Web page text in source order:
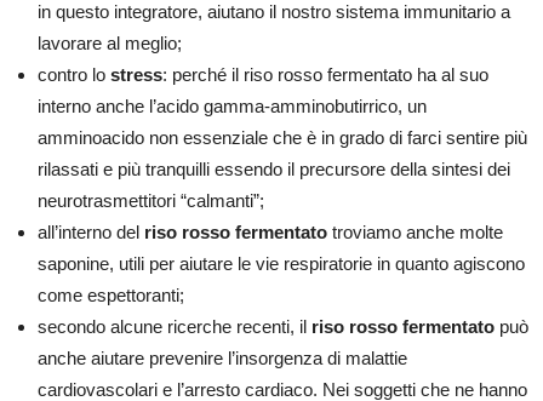
in questo integratore, aiutano il nostro sistema immunitario a
lavorare al meglio;
contro lo stress: perché il riso rosso fermentato ha al suo
interno anche l’acido gamma-amminobutirrico, un
amminoacido non essenziale che è in grado di farci sentire più
rilassati e più tranquilli essendo il precursore della sintesi dei
neurotrasmettitori “calmanti”;
all’interno del riso rosso fermentato troviamo anche molte
saponine, utili per aiutare le vie respiratorie in quanto agiscono
come espettoranti;
secondo alcune ricerche recenti, il riso rosso fermentato può
anche aiutare prevenire l’insorgenza di malattie
cardiovascolari e l’arresto cardiaco. Nei soggetti che ne hanno